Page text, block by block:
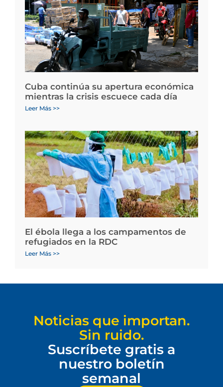
Cuba continúa su apertura económica
mientras la crisis escuece cada día
Leer Más >>
El ébola llega a los campamentos de
refugiados en la RDC
Leer Más >>
Noticias que importan.
Sin ruido.
Suscríbete gratis a
nuestro boletín
semanal